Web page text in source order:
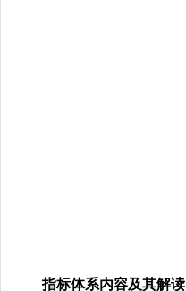
指标体系内容及其解读